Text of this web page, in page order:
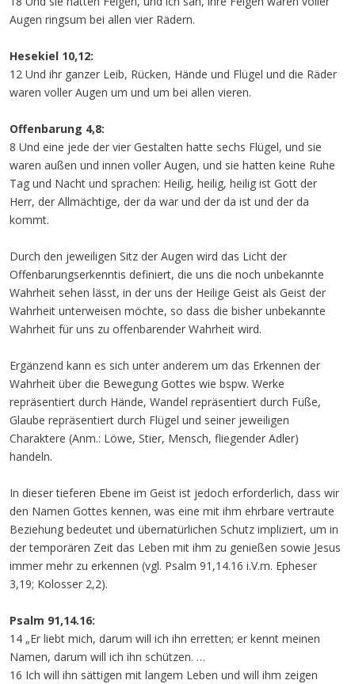
Augen ringsum bei allen vier Rädern.
Hesekiel 10,12:
12 Und ihr ganzer Leib, Rücken, Hände und Flügel und die Räder
waren voller Augen um und um bei allen vieren.
Offenbarung 4,8:
8 Und eine jede der vier Gestalten hatte sechs Flügel, und sie
waren außen und innen voller Augen, und sie hatten keine Ruhe
Tag und Nacht und sprachen: Heilig, heilig, heilig ist Gott der
Herr, der Allmächtige, der da war und der da ist und der da
kommt.
Durch den jeweiligen Sitz der Augen wird das Licht der
Offenbarungserkenntis definiert, die uns die noch unbekannte
Wahrheit sehen lässt, in der uns der Heilige Geist als Geist der
Wahrheit unterweisen möchte, so dass die bisher unbekannte
Wahrheit für uns zu offenbarender Wahrheit wird.
Ergänzend kann es sich unter anderem um das Erkennen der
Wahrheit über die Bewegung Gottes wie bspw. Werke
repräsentiert durch Hände, Wandel repräsentiert durch Füße,
Glaube repräsentiert durch Flügel und seiner jeweiligen
Charaktere (Anm.: Löwe, Stier, Mensch, fliegender Adler)
handeln.
In dieser tieferen Ebene im Geist ist jedoch erforderlich, dass wir
den Namen Gottes kennen, was eine mit ihm ehrbare vertraute
Beziehung bedeutet und übernatürlichen Schutz impliziert, um in
der temporären Zeit das Leben mit ihm zu genießen sowie Jesus
immer mehr zu erkennen (vgl. Psalm 91,14.16 i.V.m. Epheser
3,19; Kolosser 2,2).
Psalm 91,14.16:
14 „Er liebt mich, darum will ich ihn erretten; er kennt meinen
Namen, darum will ich ihn schützen. …
16 Ich will ihn sättigen mit langem Leben und will ihm zeigen